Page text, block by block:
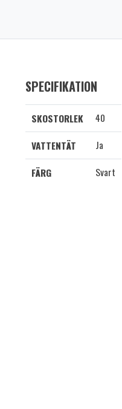
SPECIFIKATION
SKOSTORLEK
40
VATTENTÄT
Ja
FÄRG
Svart